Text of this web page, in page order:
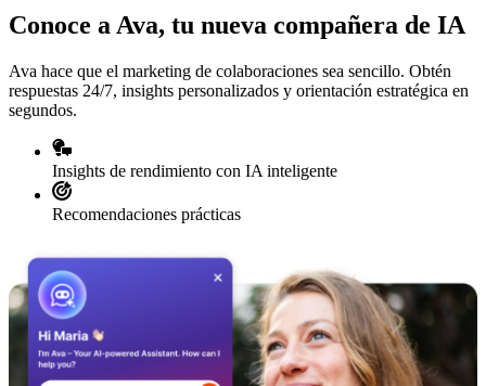
Conoce a Ava, tu nueva compañera de IA
Ava hace que el marketing de colaboraciones sea sencillo. Obtén
respuestas 24/7, insights personalizados y orientación estratégica en
segundos.
Insights de rendimiento con IA inteligente
Recomendaciones prácticas